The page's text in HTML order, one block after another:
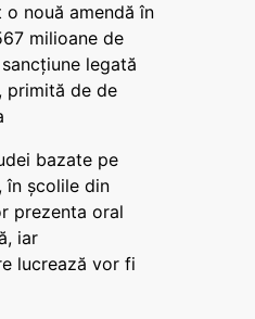
nouă amendă în
milioane de
legată
primită de de
bazate pe
în școlile din
prezenta oral
iar
lucrează vor fi